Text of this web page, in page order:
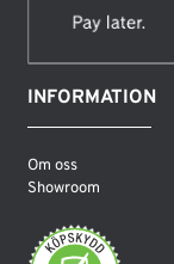
INFORMATION
Om oss
Showroom